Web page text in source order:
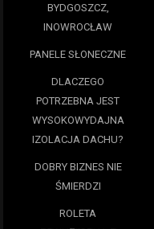
BYDGOSZCZ,
INOWROCŁAW
PANELE SŁONECZNE
DLACZEGO
POTRZEBNA JEST
WYSOKOWYDAJNA
IZOLACJA DACHU?
DOBRY BIZNES NIE
ŚMIERDZI
ROLETA